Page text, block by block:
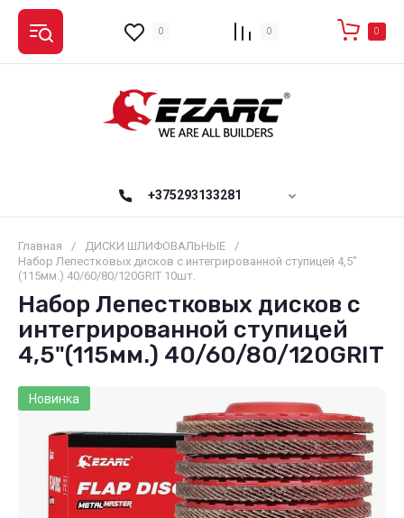
0 0 0
+375293133281
Главная / ДИСКИ ШЛИФОВАЛЬНЫЕ
/
Набор Лепестковых дисков с интегрированной ступицей 4,5"
(115мм.) 40/60/80/120GRIT 10шт.
Набор Лепестковых дисков с
интегрированной ступицей
4,5"(115мм.) 40/60/80/120GRIT
Новинка